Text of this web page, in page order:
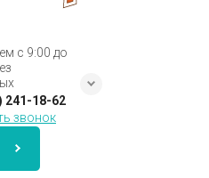
с 9:00 до
241-18-62
звонок